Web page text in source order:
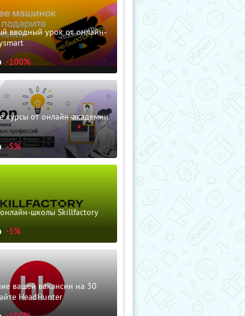
вводный урок от онлайн-
-100%
курсы от онлайн-академии
-5%
школы Skillfactory
-5%
вашей вакансии на 30
HeadHunter